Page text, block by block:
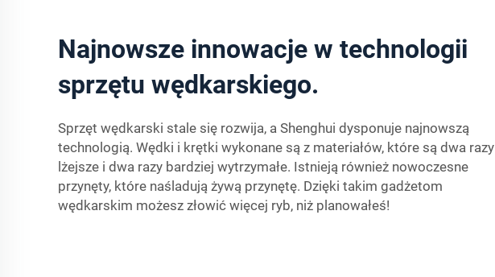
Najnowsze innowacje w technologii
sprzętu wędkarskiego.
Sprzęt wędkarski stale się rozwija, a Shenghui dysponuje najnowszą
technologią. Wędki i krętki wykonane są z materiałów, które są dwa razy
lżejsze i dwa razy bardziej wytrzymałe. Istnieją również nowoczesne
przynęty, które naśladują żywą przynętę. Dzięki takim gadżetom
wędkarskim możesz złowić więcej ryb, niż planowałeś!